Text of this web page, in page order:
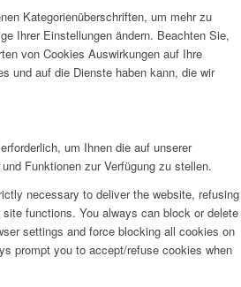
Kategorienüberschriften, um mehr zu
Ihrer Einstellungen ändern. Beachten Sie,
von Cookies Auswirkungen auf Ihre
und auf die Dienste haben kann, die wir
um Ihnen die auf unserer
Funktionen zur Verfügung zu stellen.
necessary to deliver the website, refusing
functions. You always can block or delete
settings and force blocking all cookies on
prompt you to accept/refuse cookies when